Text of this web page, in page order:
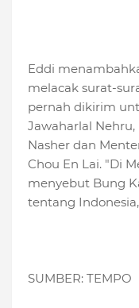
Eddi
melacak surat-
pernah dikirim
Jawaharlal Nehru,
Nasher dan
Chou En Lai. "Di
menyebut Bung
tentang
SUMBER: TEMPO